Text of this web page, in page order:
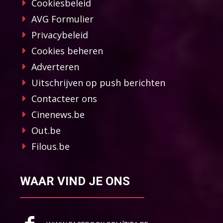
Cookiesbeleid
AVG Formulier
Privacybeleid
Cookies beheren
Adverteren
Uitschrijven op push berichten
Contacteer ons
Cinenews.be
Out.be
Filous.be
WAAR VIND JE ONS